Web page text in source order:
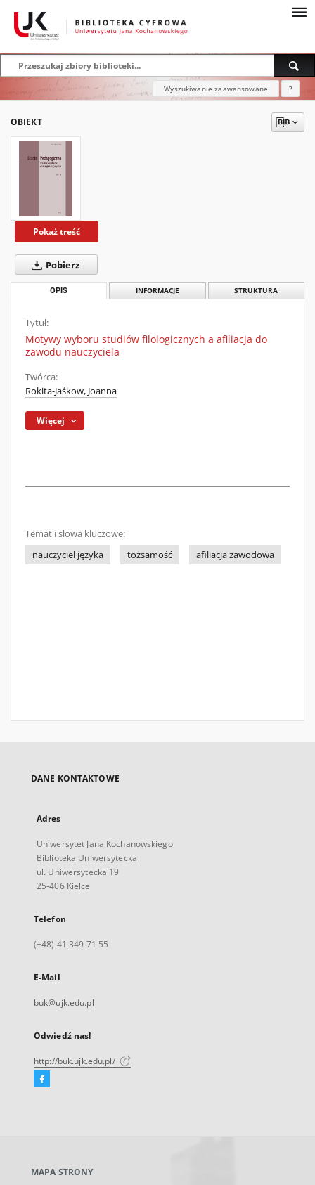
Wyszukiwanie zaawansowane ?
OBIEKT
Pokaż treść
Pobierz
OPIS INFORMACJE STRUKTURA
Tytuł:
Motywy wyboru studiów filologicznych a afiliacja do
zawodu nauczyciela
Twórca:
Rokita-Jaśkow, Joanna
Więcej
Temat i słowa kluczowe:
nauczyciel języka
tożsamość afiliacja zawodowa
DANE KONTAKTOWE
Adres
Uniwersytet Jana Kochanowskiego
Biblioteka Uniwersytecka
ul. Uniwersytecka 19
25-406 Kielce
Telefon
(+48) 41 349 71 55
E-Mail
buk@ujk.edu.pl
Odwiedź nas!
http://buk.ujk.edu.pl/
Facebook
karcie
MAPA STRONY